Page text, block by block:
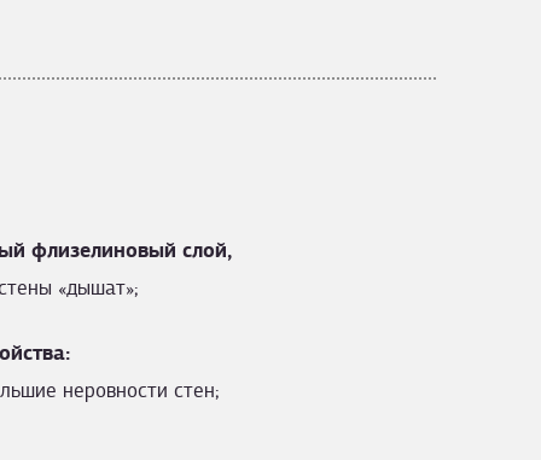
флизелиновый слой,
«дышат»;
неровности стен;